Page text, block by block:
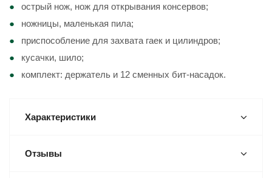
острый нож, нож для открывания консервов;
ножницы, маленькая пила;
приспособление для захвата гаек и цилиндров;
кусачки, шило;
комплект: держатель и 12 сменных бит-насадок.
Характеристики
Отзывы